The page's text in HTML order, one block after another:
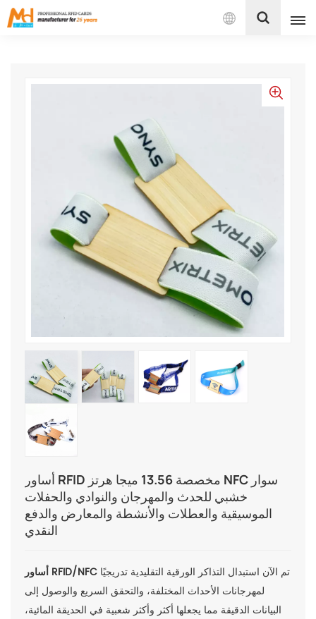
بالعربية
Español
Português
بالعربية
أساور RFID مخصصة 13.56 ميجا هرتز NFC سوار
خشبي للحدث والمهرجان والنوادي والحفلات
الموسيقية والعطلات والأنشطة والمعارض والدفع
النقدي
أساور RFID/NFC
لمهرجانات الأحداث المختلفة، والتحقق السريع والوصول إلى
البيانات الدقيقة مما يجعلها أكثر وأكثر شعبية في الحديقة المائية،